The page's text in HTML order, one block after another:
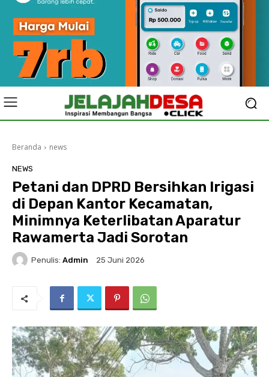
Beranda news
NEWS
Petani dan DPRD Bersihkan Irigasi
di Depan Kantor Kecamatan,
Minimnya Keterlibatan Aparatur
Rawamerta Jadi Sorotan
Penulis: Admin 25 Juni 2026